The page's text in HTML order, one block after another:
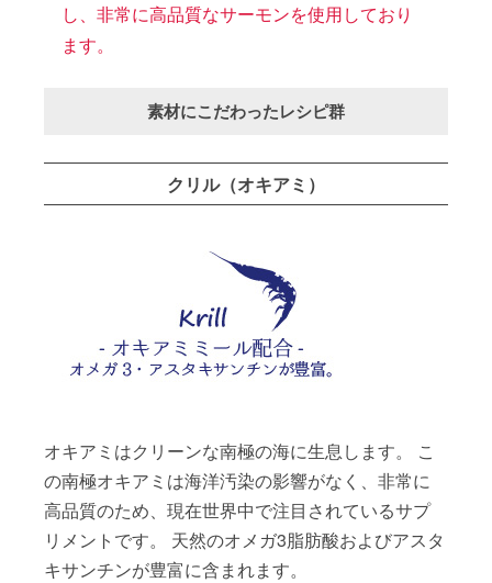
し、非常に高品質なサーモンを使用しており
ます。
素材にこだわったレシピ群
クリル（オキアミ）
オキアミはクリーンな南極の海に生息します。 こ
の南極オキアミは海洋汚染の影響がなく、非常に
高品質のため、現在世界中で注目されているサプ
リメントです。 天然のオメガ3脂肪酸およびアスタ
キサンチンが豊富に含まれます。